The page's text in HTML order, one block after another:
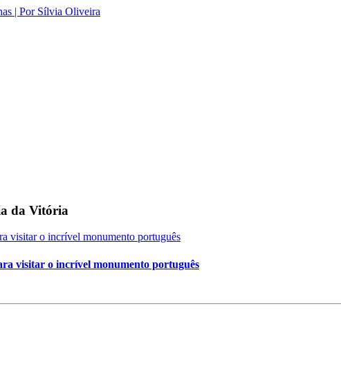
da Vitória
visitar o incrível monumento português